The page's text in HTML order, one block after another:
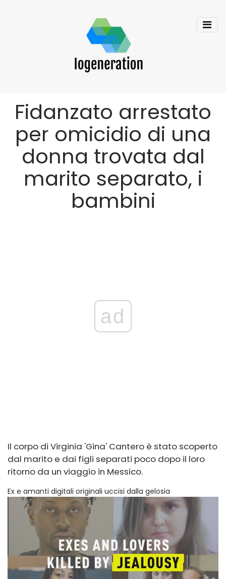
Fidanzato arrestato
per omicidio di una
donna trovata dal
marito separato, i
bambini
ad
Il corpo di Virginia 'Gina' Cantero è stato scoperto
dal marito e dai figli separati poco dopo il loro
ritorno da un viaggio in Messico.
Ex e amanti digitali originali uccisi dalla gelosia